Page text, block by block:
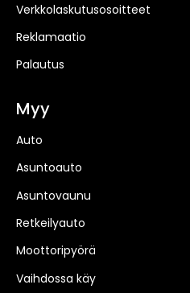
Verkkolaskutusosoitteet
Reklamaatio
Palautus
Myy
Auto
Asuntoauto
Asuntovaunu
Retkeilyauto
Moottoripyörä
Vaihdossa käy